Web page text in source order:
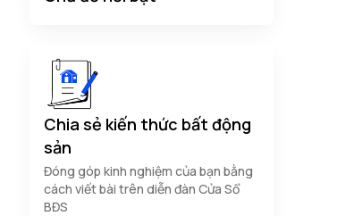
Chia sẻ kiến thức bất động
sản
Đóng góp kinh nghiệm của bạn bằng
cách viết bài trên diễn đàn Cửa Sổ
BĐS